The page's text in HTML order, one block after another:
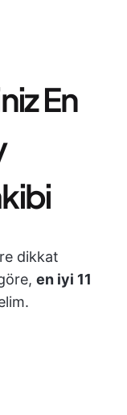
En
dikkat
en iyi 11